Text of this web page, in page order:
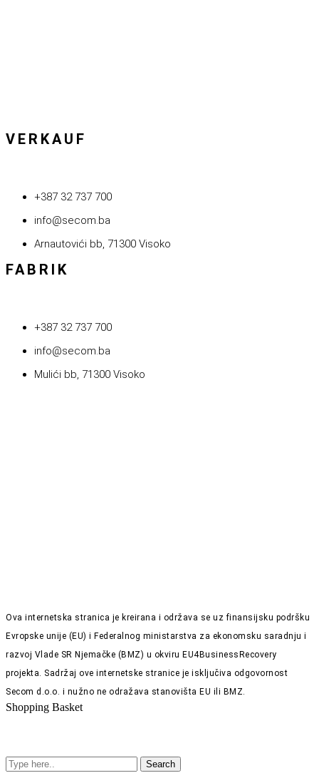
VERKAUF
+387 32 737 700
info@secom.ba
Arnautovići bb, 71300 Visoko
FABRIK
+387 32 737 700
info@secom.ba
Mulići bb, 71300 Visoko
Ova internetska stranica je kreirana i održava se uz finansijsku podršku
Evropske unije (EU) i Federalnog ministarstva za ekonomsku saradnju i
razvoj Vlade SR Njemačke (BMZ) u okviru EU4BusinessRecovery
projekta. Sadržaj ove internetske stranice je isključiva odgovornost
Secom d.o.o. i nužno ne odražava stanovišta EU ili BMZ.
Shopping Basket